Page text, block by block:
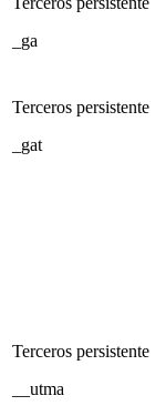
_ga
Terceros persistente
_gat
Terceros persistente
__utma